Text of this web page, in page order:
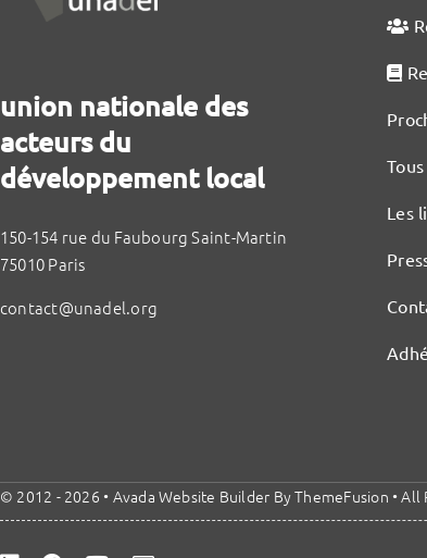
union nationale des
acteurs du
développement local
150-154 rue du Faubourg Saint-Martin
75010 Paris
contact@unadel.org
Les
© 2012 - 2026 • Avada Website Builder ByThemeFusion • All